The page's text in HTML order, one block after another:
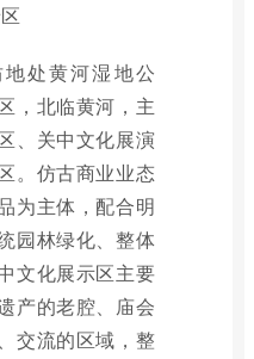
处黄河湿地公
，北临黄河，主
、关中文化展演
。仿古商业业态
为主体，配合明
园林绿化、整体
文化展示区主要
产的老腔、庙会
交流的区域，整